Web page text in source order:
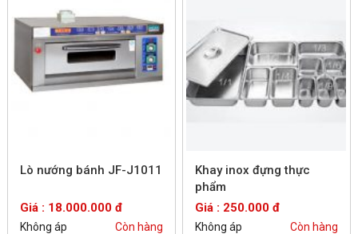
Lò nướng bánh JF-J1011
Giá : 18.000.000 đ
Không áp
Còn hàng
Khay inox đựng thực
phẩm
Giá : 250.000 đ
Không áp
Còn hàng